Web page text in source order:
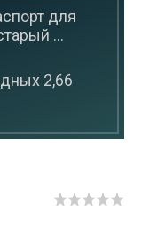
для
...
2,66